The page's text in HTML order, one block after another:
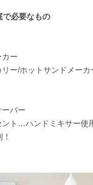
で必要なもの
ー
ー/ホットサンドメーカ
バー
ト…ハンドミキサー使